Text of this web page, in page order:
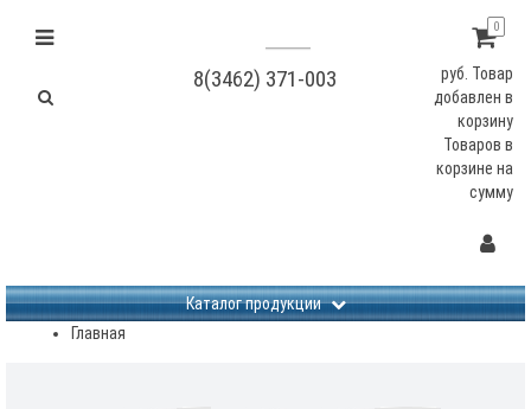
8(3462) 371-003
0
руб. Товар
добавлен в
корзину
Товаров в
корзине на
сумму
Не заданы изображения Каталог продукции
Главная